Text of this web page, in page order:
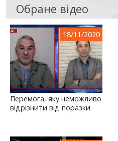
Обране відео
18/11/2020
Перемога, яку неможливо
відрізнити від поразки